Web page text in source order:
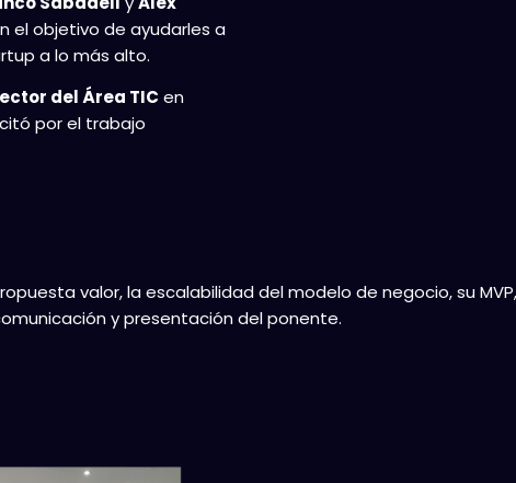
el objetivo de ayudarles a
a lo más alto.
del Área TIC en
por el trabajo
valor, la escalabilidad del modelo de negocio, su
y presentación del ponente.